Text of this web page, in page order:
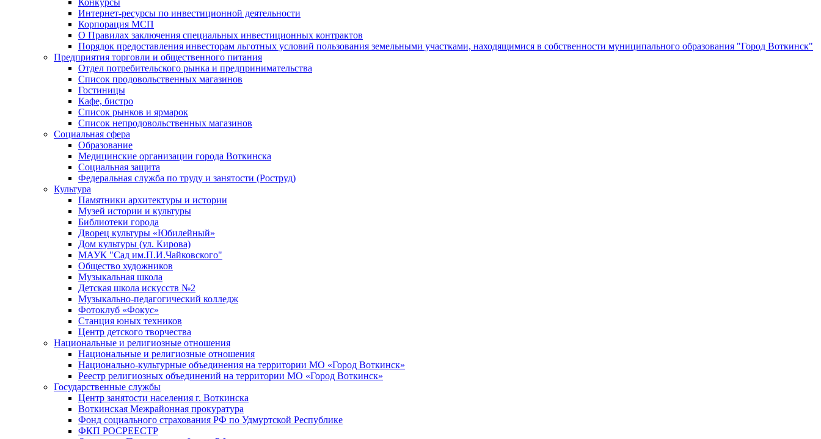
Конкурсы
Интернет-ресурсы по инвестиционной деятельности
Корпорация МСП
О Правилах заключения специальных инвестиционных контрактов
Порядок предоставления инвесторам льготных условий пользования земельными участками, находящимися в собственности муниципального образования "Город Воткинск"
Предприятия торговли и общественного питания
Отдел потребительского рынка и предпринимательства
Список продовольственных магазинов
Гостиницы
Кафе, бистро
Cписок рынков и ярмарок
Список непродовольственных магазинов
Социальная сфера
Образование
Медицинские организации города Воткинска
Социальная защита
Федеральная служба по труду и занятости (Роструд)
Культура
Памятники архитектуры и истории
Музей истории и культуры
Библиотеки города
Дворец культуры «Юбилейный»
Дом культуры (ул. Кирова)
МАУК "Сад им.П.И.Чайковского"
Общество художников
Музыкальная школа
Детская школа искусств №2
Музыкально-педагогический колледж
Фотоклуб «Фокус»
Станция юных техников
Центр детского творчества
Национальные и религиозные отношения
Национальные и религиозные отношения
Национально-культурные объединения на территории МО «Город Воткинск»
Реестр религиозных объединений на территории МО «Город Воткинск»
Государственные службы
Центр занятости населения г. Воткинска
Воткинская Межрайонная прокуратура
Фонд социального страхования РФ по Удмуртской Республике
ФКП РОСРЕЕСТР